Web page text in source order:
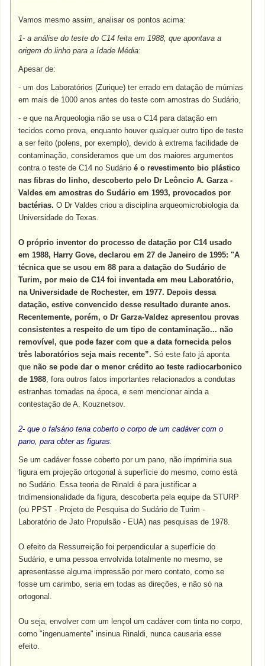
Vamos mesmo assim, analisar os pontos acima:
1- a análise do teste do C14 feita em 1988, que apontava a
origem do linho para a Idade Média:
Apesar de:
- um dos Laboratórios (Zurique) ter errado em datação de múmias
em mais de 1000 anos antes do teste com amostras do Sudário,
- e que na Arqueologia não se usa o C14 para datação em
tecidos como prova, enquanto houver qualquer outro tipo de teste
a ser feito (polens, por exemplo), devido à extrema facilidade de
contaminação, consideramos que um dos maiores argumentos
contra o teste de C14 no Sudárioé o revestimento bio plástico
nas fibras do linho, descoberto pelo Dr Leôncio A. Garza -
Valdes em amostras do Sudário em 1993, provocados por
bactérias. O Dr Valdes criou a disciplina arqueomicrobiologia da
Universidade do Texas.
O próprio inventor do processo de datação por C14 usado
em 1988, Harry Gove, declarou em 27 de Janeiro de 1995: "A
técnica que se usou em 88 para a datação do Sudário de
Turim, por meio de C14 foi inventada em meu Laboratório,
na Universidade de Rochester, em 1977. Depois dessa
datação, estive convencido desse resultado durante anos.
Recentemente, porém, o Dr Garza-Valdez apresentou provas
consistentes a respeito de um tipo de contaminação... não
removível, que pode fazer com que a data fornecida pelos
três laboratórios seja mais recente”. Só este fato já aponta
quenão se pode dar o menor crédito ao teste radiocarbonico
de 1988, fora outros fatos importantes relacionados a condutas
estranhas tomadas na época, e sem mencionar ainda a
contestação de A. Kouznetsov.
2- que o falsário teria coberto o corpo de um cadáver com o
pano, para obter as figuras.
Se um cadáver fosse coberto por um pano, não imprimiria sua
figura em projeção ortogonal à superfície do mesmo, como está
no Sudário. Essa teoria de Rinaldi é para justificar a
tridimensionalidade da figura, descoberta pela equipe da STURP
(ou PPST - Projeto de Pesquisa do Sudário de Turim -
Laboratório de Jato Propulsão - EUA) nas pesquisas de 1978.
O efeito da Ressurreição foi perpendicular a superfície do
Sudário, e uma pessoa envolvida totalmente no mesmo, se
apresentasse alguma impressão por mero contato, como se
fosse um carimbo, seria em todas as direções, e não só na
ortogonal.
Ou seja, envolver com um lençol um cadáver com tinta no corpo,
como "ingenuamente" insinua Rinaldi, nunca causaria esse
efeito.